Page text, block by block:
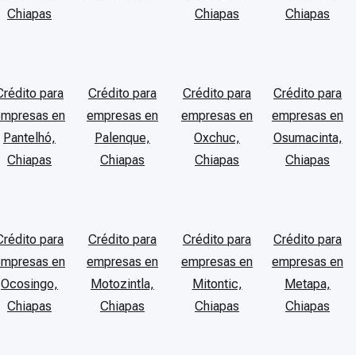
Chiapas
Chiapas
Chiapas
para
en
Pantelhó,
Chiapas
Crédito para
empresas en
Palenque,
Chiapas
Crédito para
empresas en
Oxchuc,
Chiapas
Crédito para
empresas en
Osumacinta,
Chiapas
para
en
Ocosingo,
Chiapas
Crédito para
empresas en
Motozintla,
Chiapas
Crédito para
empresas en
Mitontic,
Chiapas
Crédito para
empresas en
Metapa,
Chiapas